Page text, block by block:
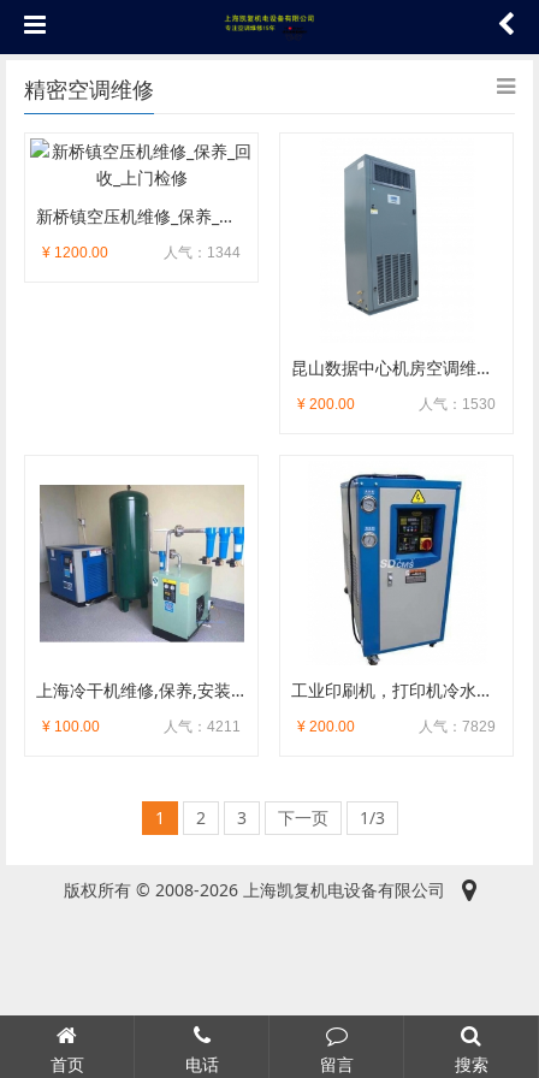
精密空调维修
新桥镇空压机维修_保养_回收_上门检修
人气：1344
¥ 1200.00
昆山数据中心机房空调维修_精密空调上门服务
人气：1530
¥ 200.00
上海冷干机维修,保养,安装,回收,上海附近上门服务
人气：4211
¥ 100.00
工业印刷机，打印机冷水降温设备维修
人气：7829
¥ 200.00
1 2 3 下一页 1/3
版权所有 © 2008-2026 上海凯复机电设备有限公司
首页 电话 留言 搜索